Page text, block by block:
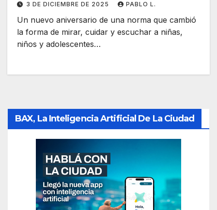
3 DE DICIEMBRE DE 2025 PABLO L.
Un nuevo aniversario de una norma que cambió
la forma de mirar, cuidar y escuchar a niñas,
niños y adolescentes…
BAX, La Inteligencia Artificial De La Ciudad